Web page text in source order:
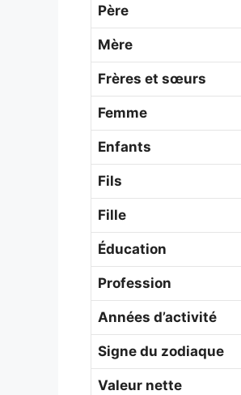
Père
Mère
Frères et sœurs
Femme
Enfants
Fils
Fille
Éducation
Profession
Années d’activité
Signe du zodiaque
Valeur nette